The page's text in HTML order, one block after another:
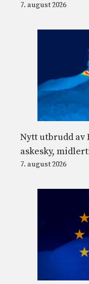
7. august 2026
Nytt utbrudd av
askesky,
7. august 2026